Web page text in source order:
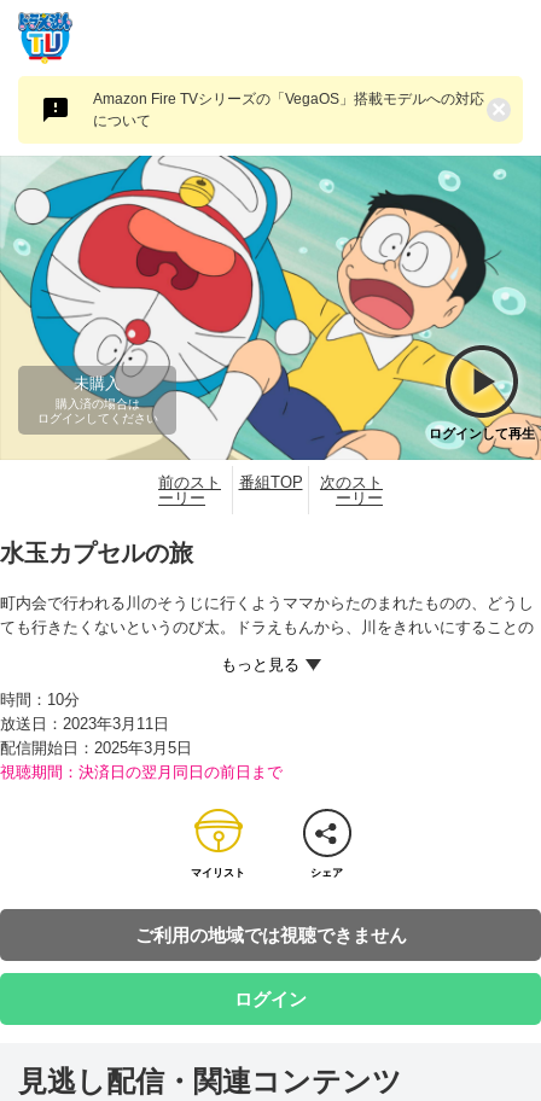
Amazon Fire TVシリーズの「VegaOS」搭載モデルへの対応
について
×
未購入
購入済の場合は
ログインしてください
ログインして再生
前のスト
ーリー
番組TOP
次のスト
ーリー
水玉カプセルの旅
町内会で行われる川のそうじに行くようママからたのまれたものの、どうし
ても行きたくないというのび太。ドラえもんから、川をきれいにすることの
び太にあきれたドラえもんは、水の一生を体験することができる『水玉カプ
セル』を取り出す。
このカプセルに入ると、雨になって地上におりた水が川に流れこみ、海に流
れつくまでの長い旅を体験することができるというのだ。さっそく、ドラえ
もんに続いてのび太もカプセルの開いているフタ部分に向かって飛びこむよ
そして、ドラえもんがスイッチをおすと、フタがしまってカプセルが透明
（とうめい）になり、まわりが見わたせるようになった。ただし、外から中
その後、カプセルはガス状（じょう）になってうき上がり、蒸発（じょうは
つ）した水と同じように上昇（じょうしょう）気流に乗って空高くどんどん
のぼっていくが…!?
時間： 10分
放送日：2023年3月11日
配信開始日： 2025年3月5日
視聴期間：決済日の翌月同日の前日まで
マイリスト シェア
ご利用の地域では視聴できません
ログイン
見逃し配信・関連コンテンツ